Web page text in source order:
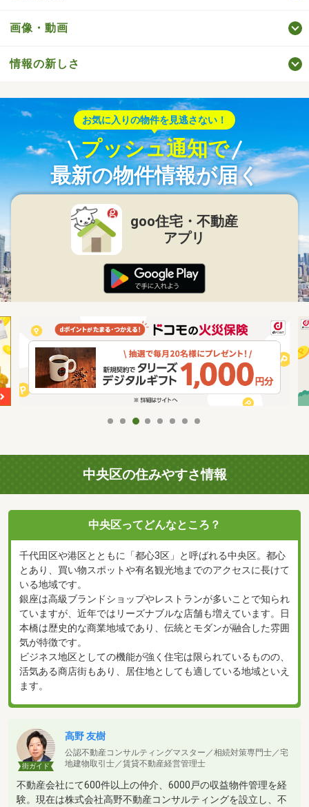
画像・動画
情報の新しさ
お気に入りの物件を見逃さない！
プッシュ通知で
最新の物件情報が届く
goo住宅・不動産
アプリ
中央区の住みやすさ情報
中央区ってどんなところ？
千代田区や港区とともに「都心3区」と呼ばれる中央区。都心
とあり、買い物スポットや有名観光地までのアクセスに長けて
いる地域です。
銀座は高級ブランドショップやレストランが多いことで知られ
ていますが、近年ではリーズナブルな店舗も増えています。日
本橋は歴史的な商業地域であり、伝統とモダンが融合した雰囲
気が特徴です。
ビジネス地区としての機能が強く住宅は限られているものの、
活気ある商店街もあり、居住地としても適している地域といえ
ます。
街ガイド
高野 友樹
公認不動産コンサルティングマスター／相続対策専門士／宅
地建物取引士／賃貸不動産経営管理士
不動産会社にて600件以上の仲介、6000戸の収益物件管理を経
験。現在は株式会社高野不動産コンサルティングを設立し、不